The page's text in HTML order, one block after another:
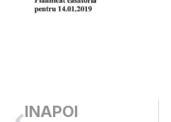
INAPOI